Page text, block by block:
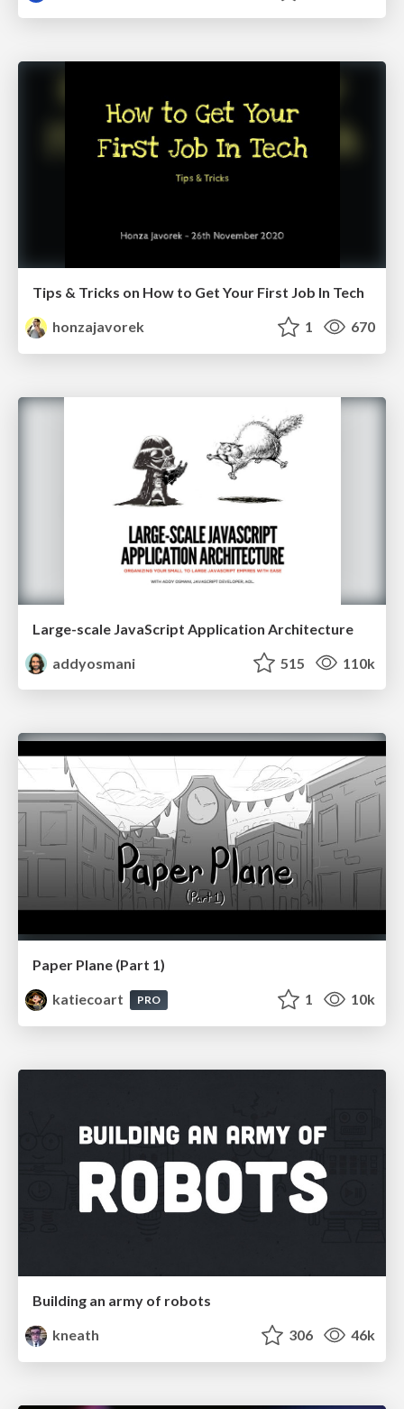
Tips & Tricks on How to Get Your First Job In Tech
honzajavorek
1 670
Large-scale JavaScript Application Architecture
addyosmani
515 110k
Paper Plane (Part 1)
katiecoart
PRO 1 10k
Building an army of robots
kneath
306 46k